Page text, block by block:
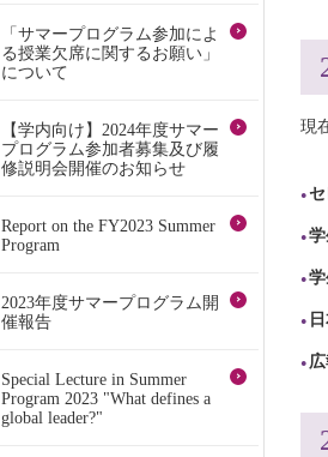
現
「サマープログラム参加によ
る授業欠席に関するお願い」
について
【学内向け】2024年度サマー
プログラム参加者募集及び履
修説明会開催のお知らせ
Report on the FY2023 Summer
Program
2023年度サマープログラム開
催報告
Special Lecture in Summer
Program 2023 "What defines a
global leader?"